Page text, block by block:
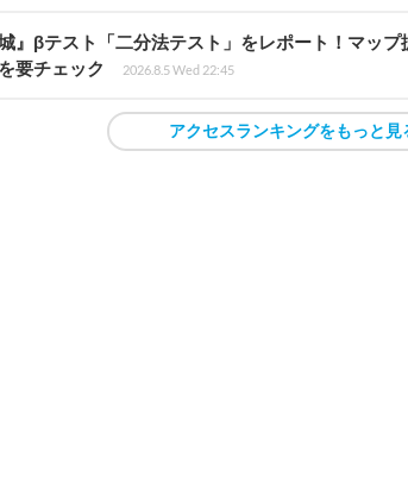
城』βテスト「二分法テスト」をレポート！マッ
要チェック
2026.8.5 Wed 22:45
アクセスランキングをもっと見